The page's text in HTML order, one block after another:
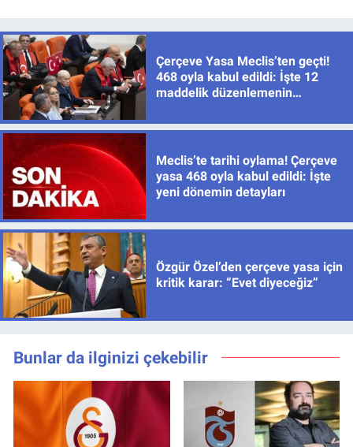
Çerçeve Yasa Meclis’ten geçti!
468 oyla kabul edildi: İşte 12
maddelik düzenlemenin
Meclis’te tarihi oylama! Çerçeve
yasa 468 oyla kabul edildi: İşte
yeni dönemin detayları
Özgür Özel’den çerçeve yasa için
kritik karar: “Evet diyeceğiz”
Bunlar da ilginizi çekebilir